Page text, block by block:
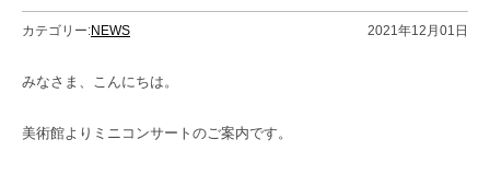
カテゴリー:NEWS 2021年12月01日
みなさま、こんにちは。
美術館よりミニコンサートのご案内です。